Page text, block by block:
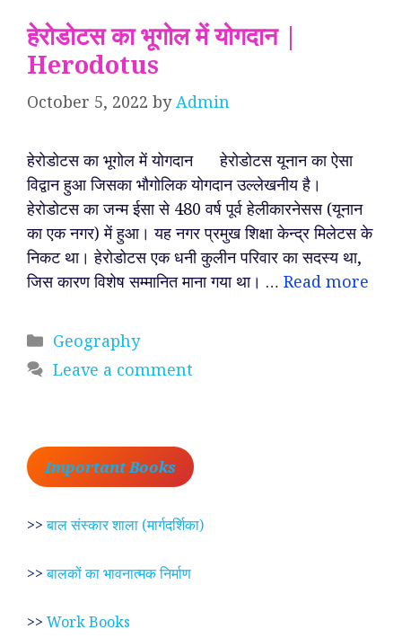
हेरोडोटस का भूगोल में योगदान |
Herodotus
October 5, 2022 byAdmin
हेरोडोटस का भूगोल में योगदान हेरोडोटस यूनान का ऐसा
विद्वान हुआ जिसका भौगोलिक योगदान उल्लेखनीय है।
हेरोडोटस का जन्म ईसा से 480 वर्ष पूर्व हेलीकारनेसस (यूनान
का एक नगर) में हुआ। यह नगर प्रमुख शिक्षा केन्द्र मिलेटस के
निकट था। हेरोडोटस एक धनी कुलीन परिवार का सदस्य था,
जिस कारण विशेष सम्मानित माना गया था। … Read more
Categories
Geography
Leave a comment
Important Books
>>बाल संस्कार शाला (मार्गदर्शिका)
>>बालकों का भावनात्मक निर्माण
>> Work Books